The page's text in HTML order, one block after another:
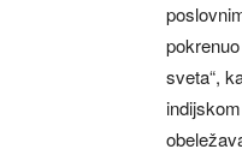
sveta“,